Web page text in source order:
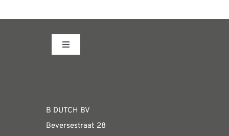
Toggle
WEBSHOP
B DUTCH BV
Beversestraat 28